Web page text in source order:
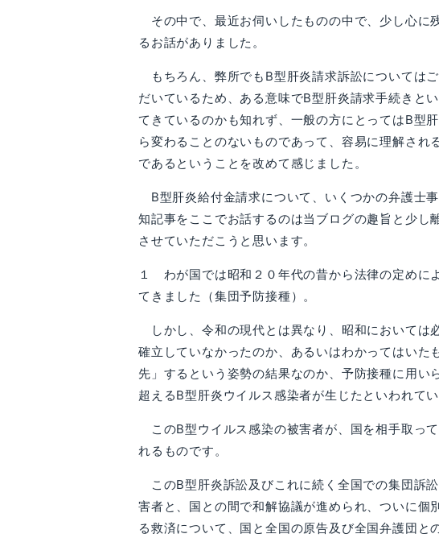
その中で、最近お伺いしたものの中で、少し心に
るお話がありました。
もちろん、弊所でもB型肝炎請求訴訟については
だいているため、ある意味でB型肝炎請求手続きと
てきているのかも知れず、一般の方にとってはB型
ら変わることのないものであって、容易に理解さ
であるということを改めて感じました。
B型肝炎給付金請求について、いくつかの弁護士
知記事をここでお話するのは当ブログの趣旨と少
させていただこうと思います。
１ わが国では昭和２０年代の昔から法律の定めに
てきました（集団予防接種）。
しかし、令和の現代とは異なり、昭和においては
確立していなかったのか、あるいはわかってはい
先」するという姿勢の結果なのか、予防接種に用
超えるB型肝炎ウイルス感染者が生じたといわれてい
このB型ウイルス感染の被害者が、国を相手取っ
れるものです。
このB型肝炎訴訟及びこれに続く全国での集団訴
害者と、国との間で和解協議が進められ、ついに
る救済について、国と全国の原告及び全国弁護団